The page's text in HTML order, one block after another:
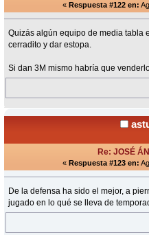
« Respuesta #122 en:
Quizás algún equipo de media tabla
cerradito y dar estopa.
Si dan 3M mismo habría que
Re: JOSÉ
« Respuesta #123 en:
De la defensa ha sido el mejor, a
jugado en lo qué se lleva de